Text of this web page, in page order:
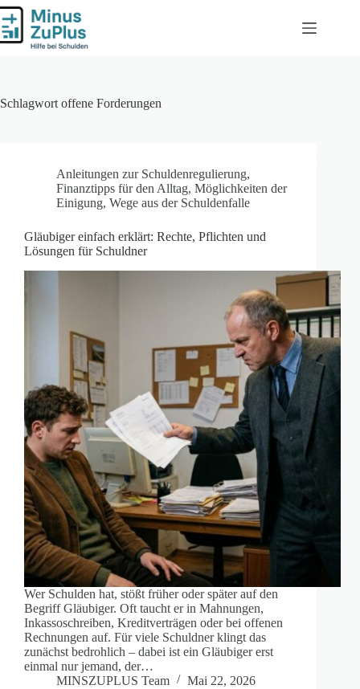
Zum
Inhalt
springen
Schlagwort offene Forderungen
Anleitungen zur Schuldenregulierung,
Finanztipps für den Alltag, Möglichkeiten der
Einigung, Wege aus der Schuldenfalle
Gläubiger einfach erklärt: Rechte, Pflichten und
Lösungen für Schuldner
Wer Schulden hat, stößt früher oder später auf den
Begriff Gläubiger. Oft taucht er in Mahnungen,
Inkassoschreiben, Kreditverträgen oder bei offenen
Rechnungen auf. Für viele Schuldner klingt das
zunächst bedrohlich – dabei ist ein Gläubiger erst
einmal nur jemand, der…
MINSZUPLUS Team
Mai 22, 2026